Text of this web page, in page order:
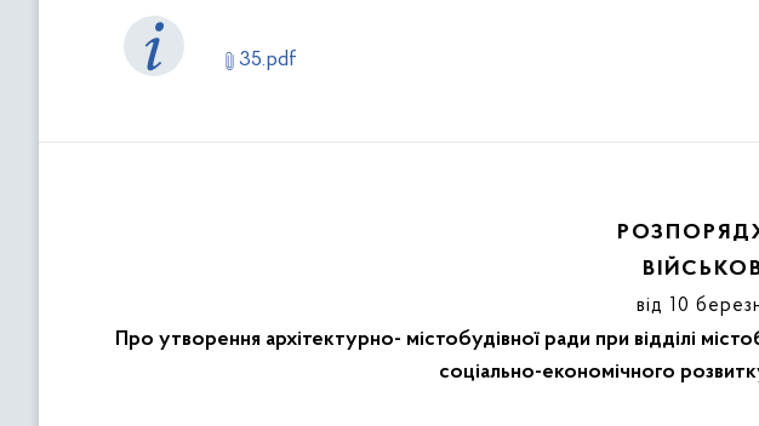
35.pdf
від 10
Про утворення архітектурно- містобудівної ради при відділі
соціально-економічного